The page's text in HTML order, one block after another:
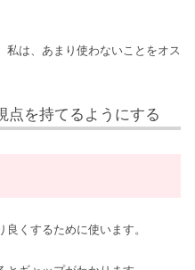
私は、あまり使わないことをオス
点を持てるようにする
くするために使います。